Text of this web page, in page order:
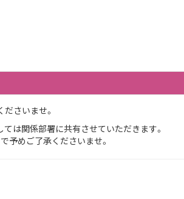
さいませ。
は関係部署に共有させていただきます。
予めご了承くださいませ。